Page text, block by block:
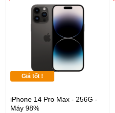
Giá tốt !
iPhone 14 Pro Max - 256G -
Máy 98%